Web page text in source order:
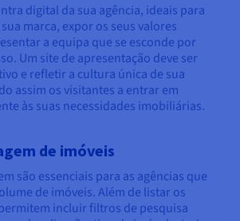
digital da sua agência, ideais para
marca, expor os seus valores
a equipa que se esconde por
Um site de apresentação deve ser
e refletir a cultura única de sua
assim os visitantes a entrar em
às suas necessidades imobiliárias.
de imóveis
são essenciais para as agências que
de imóveis. Além de listar os
incluir filtros de pesquisa